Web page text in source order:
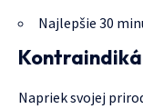
Najlepšie 30
Napriek svojej